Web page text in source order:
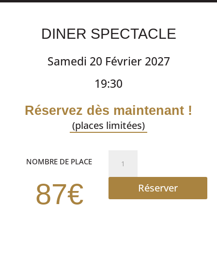
DINER SPECTACLE
Samedi 20 Février 2027
19:30
Réservez dès maintenant !
(places limitées)
NOMBRE DE PLACE
87€
DINER
SPECTACLERéserver